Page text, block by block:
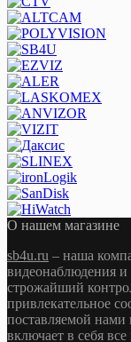
О нашем магазине
sb4u.ru – наша
видеонаблюдения и
строжайший
привлекательное
поставляемой нами
включает в себя